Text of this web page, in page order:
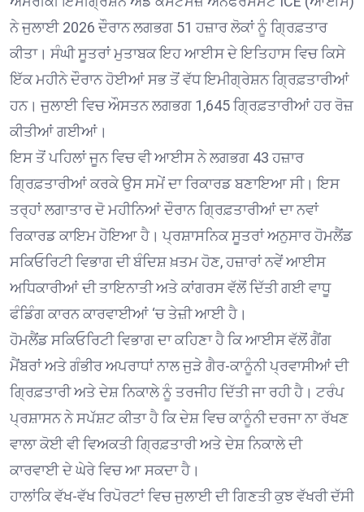
ਨੇ ਜੁਲਾਈ 2026 ਦੌਰਾਨ ਲਗਭਗ 51 ਹਜ਼ਾਰ ਲੋਕਾਂ ਨੂੰ ਗ੍ਰਿਫ਼ਤਾਰ
ਕੀਤਾ। ਸੰਘੀ ਸੂਤਰਾਂ ਮੁਤਾਬਕ ਇਹ ਆਈਸ ਦੇ ਇਤਿਹਾਸ ਵਿਚ ਕਿਸੇ
ਇੱਕ ਮਹੀਨੇ ਦੌਰਾਨ ਹੋਈਆਂ ਸਭ ਤੋਂ ਵੱਧ ਇਮੀਗ੍ਰੇਸ਼ਨ ਗ੍ਰਿਫ਼ਤਾਰੀਆਂ
ਹਨ। ਜੁਲਾਈ ਵਿਚ ਔਸਤਨ ਲਗਭਗ 1,645 ਗ੍ਰਿਫ਼ਤਾਰੀਆਂ ਹਰ ਰੋਜ਼
ਕੀਤੀਆਂ ਗਈਆਂ।
ਇਸ ਤੋਂ ਪਹਿਲਾਂ ਜੂਨ ਵਿਚ ਵੀ ਆਈਸ ਨੇ ਲਗਭਗ 43 ਹਜ਼ਾਰ
ਗ੍ਰਿਫ਼ਤਾਰੀਆਂ ਕਰਕੇ ਉਸ ਸਮੇਂ ਦਾ ਰਿਕਾਰਡ ਬਣਾਇਆ ਸੀ। ਇਸ
ਤਰ੍ਹਾਂ ਲਗਾਤਾਰ ਦੋ ਮਹੀਨਿਆਂ ਦੌਰਾਨ ਗ੍ਰਿਫ਼ਤਾਰੀਆਂ ਦਾ ਨਵਾਂ
ਰਿਕਾਰਡ ਕਾਇਮ ਹੋਇਆ ਹੈ। ਪ੍ਰਸ਼ਾਸਨਿਕ ਸੂਤਰਾਂ ਅਨੁਸਾਰ ਹੋਮਲੈਂਡ
ਸਕਿਓਰਿਟੀ ਵਿਭਾਗ ਦੀ ਬੰਦਿਸ਼ ਖ਼ਤਮ ਹੋਣ, ਹਜ਼ਾਰਾਂ ਨਵੇਂ ਆਈਸ
ਅਧਿਕਾਰੀਆਂ ਦੀ ਤਾਇਨਾਤੀ ਅਤੇ ਕਾਂਗਰਸ ਵੱਲੋਂ ਦਿੱਤੀ ਗਈ ਵਾਧੂ
ਫੰਡਿੰਗ ਕਾਰਨ ਕਾਰਵਾਈਆਂ ‘ਚ ਤੇਜ਼ੀ ਆਈ ਹੈ।
ਹੋਮਲੈਂਡ ਸਕਿਓਰਿਟੀ ਵਿਭਾਗ ਦਾ ਕਹਿਣਾ ਹੈ ਕਿ ਆਈਸ ਵੱਲੋਂ ਗੈਂਗ
ਮੈਂਬਰਾਂ ਅਤੇ ਗੰਭੀਰ ਅਪਰਾਧਾਂ ਨਾਲ ਜੁੜੇ ਗੈਰ-ਕਾਨੂੰਨੀ ਪ੍ਰਵਾਸੀਆਂ ਦੀ
ਗ੍ਰਿਫ਼ਤਾਰੀ ਅਤੇ ਦੇਸ਼ ਨਿਕਾਲੇ ਨੂੰ ਤਰਜੀਹ ਦਿੱਤੀ ਜਾ ਰਹੀ ਹੈ। ਟਰੰਪ
ਪ੍ਰਸ਼ਾਸਨ ਨੇ ਸਪੱਸ਼ਟ ਕੀਤਾ ਹੈ ਕਿ ਦੇਸ਼ ਵਿਚ ਕਾਨੂੰਨੀ ਦਰਜਾ ਨਾ ਰੱਖਣ
ਵਾਲਾ ਕੋਈ ਵੀ ਵਿਅਕਤੀ ਗ੍ਰਿਫ਼ਤਾਰੀ ਅਤੇ ਦੇਸ਼ ਨਿਕਾਲੇ ਦੀ
ਕਾਰਵਾਈ ਦੇ ਘੇਰੇ ਵਿਚ ਆ ਸਕਦਾ ਹੈ।
ਹਾਲਾਂਕਿ ਵੱਖ-ਵੱਖ ਰਿਪੋਰਟਾਂ ਵਿਚ ਜੁਲਾਈ ਦੀ ਗਿਣਤੀ ਕੁਝ ਵੱਖਰੀ ਦੱਸੀ